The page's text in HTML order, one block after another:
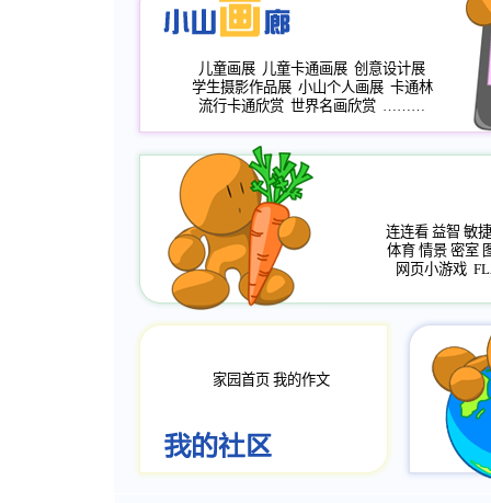
儿童画展 儿童卡通画展 创意设计展
学生摄影作品展 小山个人画展 卡通林
流行卡通欣赏 世界名画欣赏 ………
连连看 益智 敏捷
体育 情景 密室
网页小游戏
家园首页 我的作文